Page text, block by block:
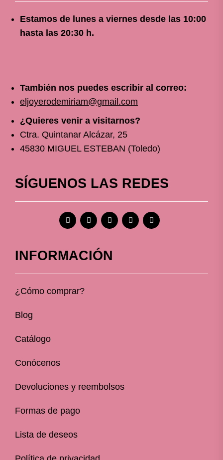
Estamos de lunes a viernes desde las 10:00
hasta las 20:30 h.
También nos puedes escribir al correo:
eljoyerodemiriam@gmail.com
¿Quieres venir a visitarnos?
Ctra. Quintanar Alcázar, 25
45830 MIGUEL ESTEBAN (Toledo)
SÍGUENOS LAS REDES
INFORMACIÓN
¿Cómo comprar?
Blog
Catálogo
Conócenos
Devoluciones y reembolsos
Formas de pago
Lista de deseos